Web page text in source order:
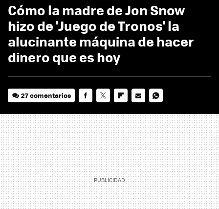
Cómo la madre de Jon Snow
hizo de 'Juego de Tronos' la
alucinante máquina de hacer
dinero que es hoy
27 comentarios
MAIL